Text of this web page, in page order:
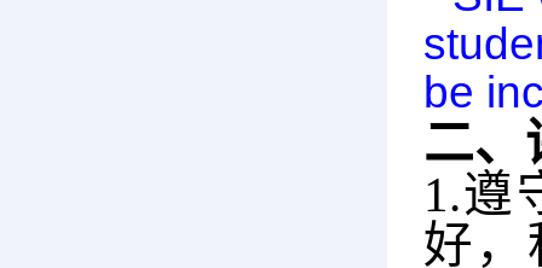
be
二、
1.遵
好，